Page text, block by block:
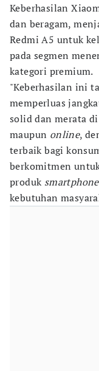
Keberhasilan
dan beragam,
Redmi A5 untuk
pada segmen
kategori premium.
"Keberhasilan ini
memperluas
solid dan merata
maupun online,
terbaik bagi
berkomitmen
produk
kebutuhan